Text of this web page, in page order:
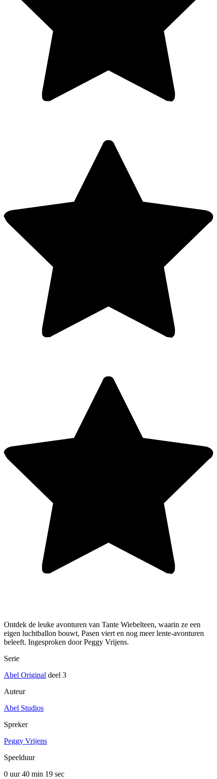
Ontdek de leuke avonturen van Tante Wiebelteen, waarin ze een
eigen luchtballon bouwt, Pasen viert en nog meer lente-avonturen
beleeft. Ingesproken door Peggy Vrijens.
Serie
Abel Original deel 3
Auteur
Abel Studios
Spreker
Peggy Vrijens
Speelduur
0 uur 40 min 19 sec